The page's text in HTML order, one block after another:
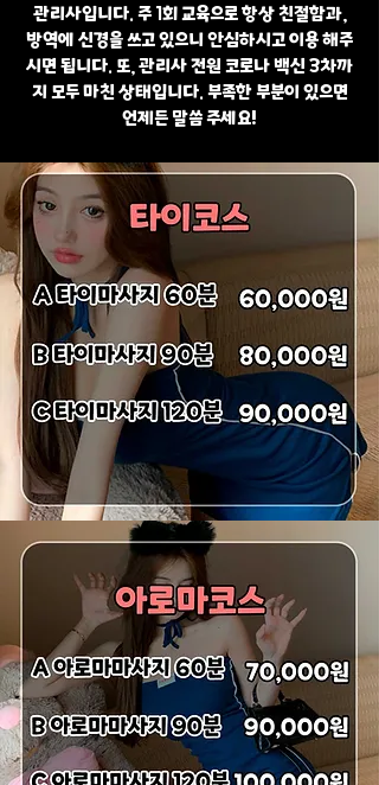
관리사입니다. 주 1회 교육으로 항상 친절함과,
방역에 신경을 쓰고 있으니 안심하시고 이용 해주
시면 됩니다. 또, 관리사 전원 코로나 백신 3차까
지 모두 마친 상태입니다. 부족한 부분이 있으면
언제든 말씀 주세요!